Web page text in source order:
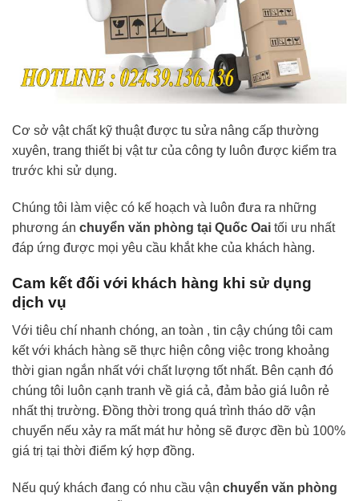
Cơ sở vật chất kỹ thuật được tu sửa nâng cấp thường
xuyên, trang thiết bị vật tư của công ty luôn được kiểm tra
trước khi sử dụng.
Chúng tôi làm việc có kế hoạch và luôn đưa ra những
phương án chuyển văn phòng tại Quốc Oai tối ưu nhất
đáp ứng được mọi yêu cầu khắt khe của khách hàng.
Cam kết đối với khách hàng khi sử dụng
dịch vụ
Với tiêu chí nhanh chóng, an toàn , tin cậy chúng tôi cam
kết với khách hàng sẽ thực hiện công việc trong khoảng
thời gian ngắn nhất với chất lượng tốt nhất. Bên cạnh đó
chúng tôi luôn cạnh tranh về giá cả, đảm bảo giá luôn rẻ
nhất thị trường. Đồng thời trong quá trình tháo dỡ vận
chuyển nếu xảy ra mất mát hư hỏng sẽ được đền bù 100%
giá trị tại thời điểm ký hợp đồng.
Nếu quý khách đang có nhu cầu vận chuyển văn phòng